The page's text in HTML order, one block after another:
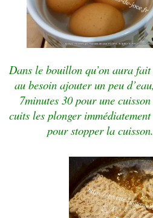
Dans le bouillon qu’on aura
au besoin ajouter un peu
7minutes 30 pour une
cuits les plonger
pour stopper la